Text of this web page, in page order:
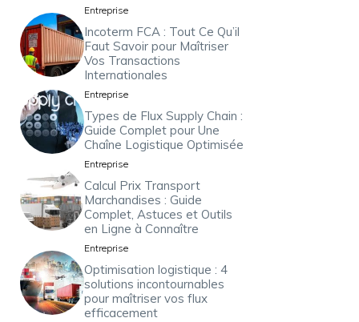
Entreprise
Incoterm FCA : Tout Ce Qu’il
Faut Savoir pour Maîtriser
Vos Transactions
Internationales
Entreprise
Types de Flux Supply Chain :
Guide Complet pour Une
Chaîne Logistique Optimisée
Entreprise
Calcul Prix Transport
Marchandises : Guide
Complet, Astuces et Outils
en Ligne à Connaître
Entreprise
Optimisation logistique : 4
solutions incontournables
pour maîtriser vos flux
efficacement